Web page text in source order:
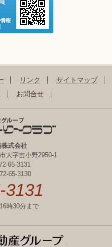
リンク
サイトマップ
お問合せ
株式会社
大字吉小野2950-1
65-3131
65-3130
3131
時30分まで